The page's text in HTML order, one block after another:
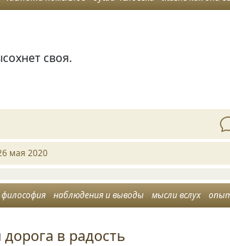
своя.
мая 2020
философия наблюдения и выводы мысли вслух опыт
в радость